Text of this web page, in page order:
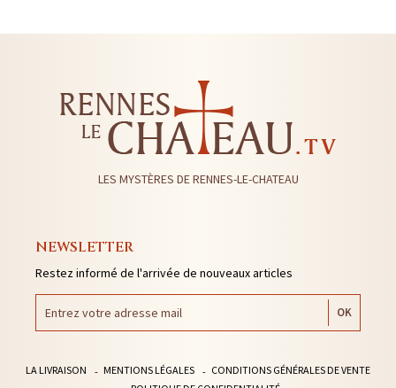
LES MYSTÈRES DE RENNES-LE-CHATEAU
NEWSLETTER
Restez informé de l'arrivée de nouveaux articles
LA LIVRAISON MENTIONS LÉGALES
CONDITIONS GÉNÉRALES DE VENTE